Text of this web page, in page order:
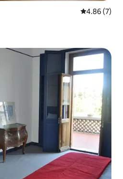
從 7 則評價
4.86 (7)